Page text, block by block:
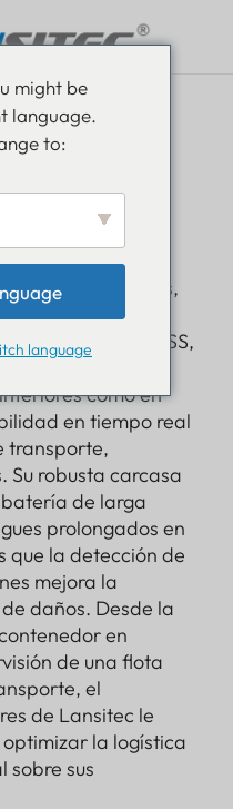
de
valiosos activos,
el rastreador de
con GNSS,
como en
en tiempo real
transporte,
Su robusta carcasa
batería de larga
prolongados en
que la detección de
mejora la
daños. Desde la
en
de una flota
el
de Lansitec le
la logística
sobre sus
might be
language.
to:
language